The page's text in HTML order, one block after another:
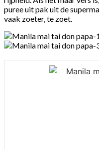
puree uit pak uit de
vaak zoeter, te zoet.